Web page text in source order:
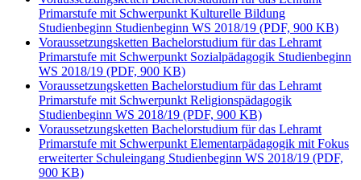
Primarstufe mit Schwerpunkt Kulturelle Bildung
Studienbeginn Studienbeginn WS 2018/19 (PDF, 900 KB)
Voraussetzungsketten Bachelorstudium für das Lehramt
Primarstufe mit Schwerpunkt Sozialpädagogik Studienbeginn
WS 2018/19 (PDF, 900 KB)
Voraussetzungsketten Bachelorstudium für das Lehramt
Primarstufe mit Schwerpunkt Religionspädagogik
Studienbeginn WS 2018/19 (PDF, 900 KB)
Voraussetzungsketten Bachelorstudium für das Lehramt
Primarstufe mit Schwerpunkt Elementarpädagogik mit Fokus
erweiterter Schuleingang Studienbeginn WS 2018/19 (PDF,
900 KB)